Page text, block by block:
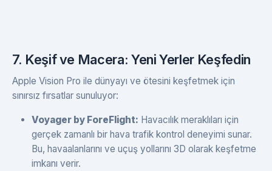
7. Keşif ve Macera: Yeni Yerler Keşfedin
Apple Vision Pro ile dünyayı ve ötesini keşfetmek için
sınırsız fırsatlar sunuluyor:
Voyager by ForeFlight: Havacılık meraklıları için
gerçek zamanlı bir hava trafik kontrol deneyimi sunar.
Bu, havaalanlarını ve uçuş yollarını 3D olarak keşfetme
imkanı verir.